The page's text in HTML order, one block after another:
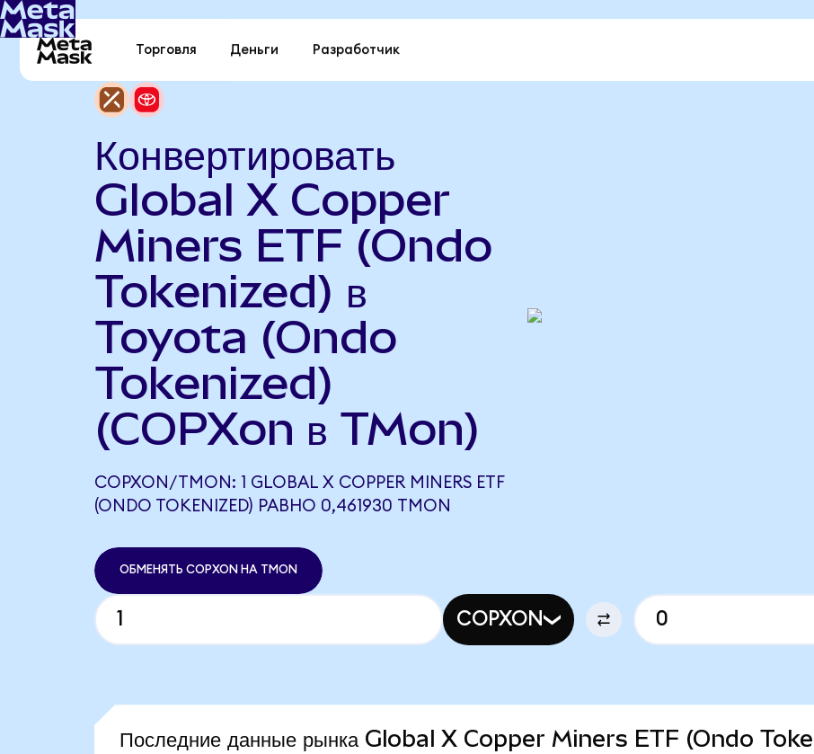
Торговля Деньги Разработчик
Конвертировать
Global X Copper
Miners ETF (Ondo
Tokenized) в
Toyota (Ondo
Tokenized)
(COPXon в TMon)
COPXON/TMON: 1 GLOBAL X COPPER MINERS ETF
(ONDO TOKENIZED) РАВНО 0,461930 TMON
ОБМЕНЯТЬ COPXON НА TMON
COPXON
Последние данные рынка Global X Copper Miners ETF (Ondo